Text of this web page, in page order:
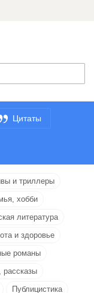
Цитаты
и триллеры
хобби
литература
и здоровье
романы
рассказы
Публицистика